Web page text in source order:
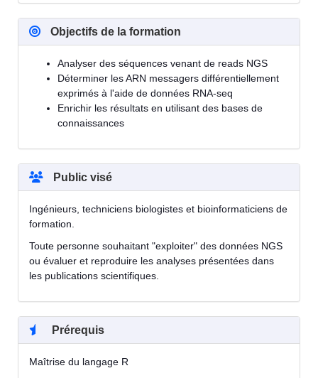
Objectifs de la formation
Analyser des séquences venant de reads NGS
Déterminer les ARN messagers différentiellement
exprimés à l'aide de données RNA-seq
Enrichir les résultats en utilisant des bases de
connaissances
Public visé
Ingénieurs, techniciens biologistes et bioinformaticiens de
formation.
Toute personne souhaitant "exploiter" des données NGS
ou évaluer et reproduire les analyses présentées dans
les publications scientifiques.
Prérequis
Maîtrise du langage R